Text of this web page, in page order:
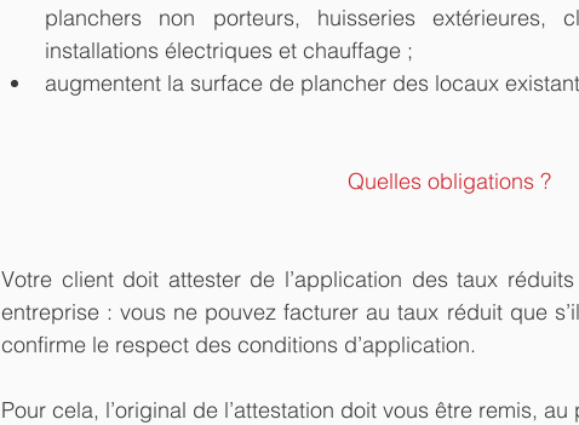
planchers non porteurs, huisseries extérieures,
installations électriques et chauffage ;
augmentent la surface de plancher des locaux
Quelles obligations ?
Votre client doit attester de l’application des taux
entreprise : vous ne pouvez facturer au taux réduit que
confirme le respect des conditions d’application.
Pour cela, l’original de l’attestation doit vous être remis,